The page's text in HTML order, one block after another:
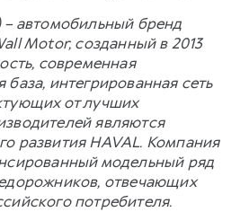
– автомобильный бренд
Motor, созданный в 2013
современная
база, интегрированная сеть
от лучших
являются
развития HAVAL. Компания
модельный ряд
отвечающих
потребителя.